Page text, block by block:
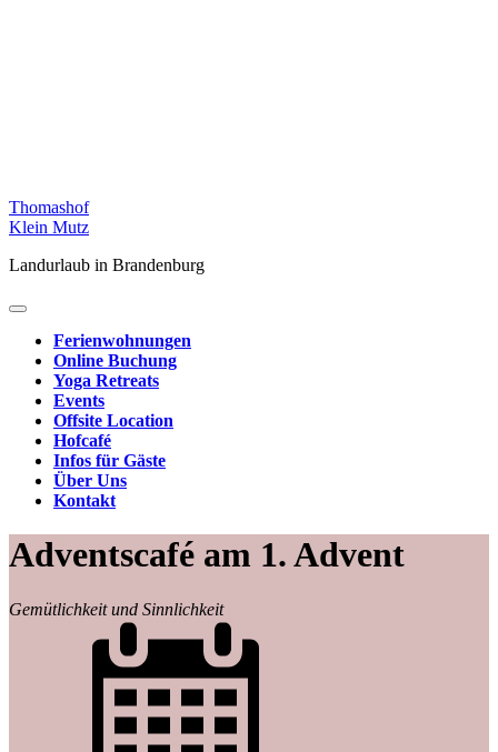
Skip
to
Thomashof
Klein Mutz
Landurlaub in Brandenburg
Ferienwohnungen
Online Buchung
Yoga Retreats
Events
Offsite Location
Hofcafé
Infos für Gäste
Über Uns
Kontakt
Adventscafé am 1. Advent
Gemütlichkeit und Sinnlichkeit